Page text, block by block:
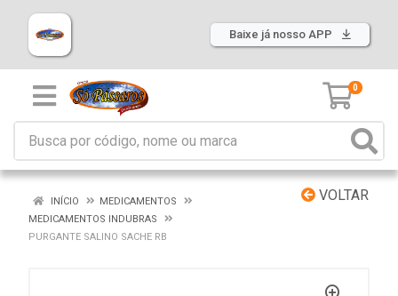
Baixe já nosso APP
0
VOLTAR
INÍCIO
MEDICAMENTOS
MEDICAMENTOS INDUBRAS
PURGANTE SALINO SACHE RB